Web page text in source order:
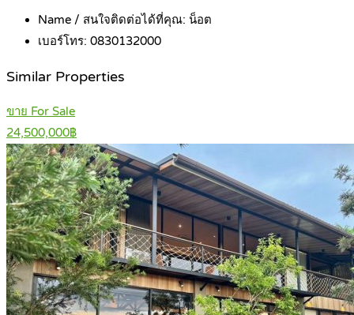
Name / สนใจติดต่อได้ที่คุณ: น็อต
เบอร์โทร: 0830132000
Similar Properties
ขาย For Sale
24,500,000฿